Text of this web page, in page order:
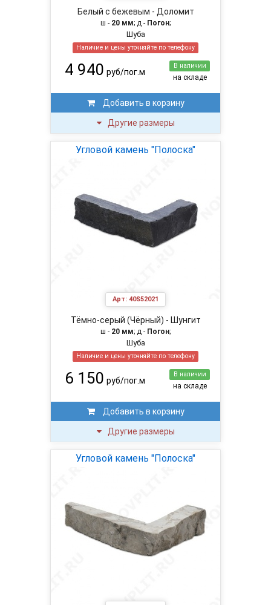
Белый с бежевым - Доломит
ш - 20 мм; д - Погон;
Шуба
Наличие и цены уточняйте по телефону
4 940 руб/пог.м
В наличии
на складе
Добавить в корзину
Другие размеры
Арт: 40S52021
Угловой камень "Полоска"
Тёмно-серый (Чёрный) - Шунгит
ш - 20 мм; д - Погон;
Шуба
Наличие и цены уточняйте по телефону
6 150 руб/пог.м
В наличии
на складе
Добавить в корзину
Другие размеры
Угловой камень "Полоска"